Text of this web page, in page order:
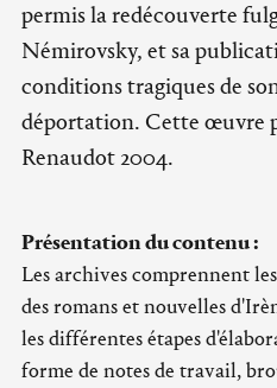
permis la redécouverte
Némirovsky, et sa
conditions tragiques de
déportation. Cette œuvre
Renaudot 2004.
Présentation du contenu :
Les archives comprennent
des romans et nouvelles
les différentes étapes
forme de notes de travail,